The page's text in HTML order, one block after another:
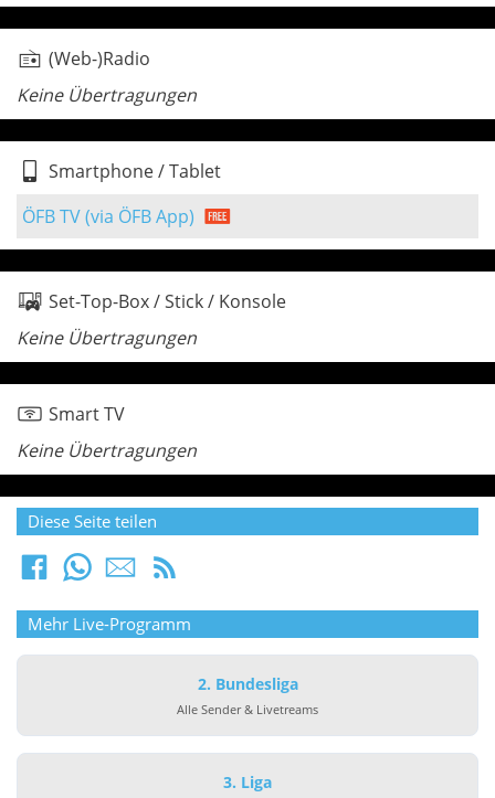
(Web-)Radio
Keine Übertragungen
Smartphone / Tablet
ÖFB TV (via ÖFB App)
Set-Top-Box / Stick / Konsole
Keine Übertragungen
Smart TV
Keine Übertragungen
Diese Seite teilen
Mehr Live-Programm
2. Bundesliga
Alle Sender & Livetreams
3. Liga